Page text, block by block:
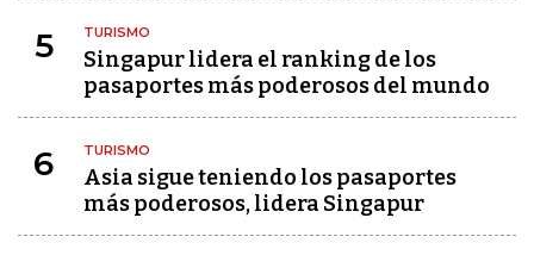
5 TURISMO
Singapur lidera el ranking de los
pasaportes más poderosos del mundo
6 TURISMO
Asia sigue teniendo los pasaportes
más poderosos, lidera Singapur